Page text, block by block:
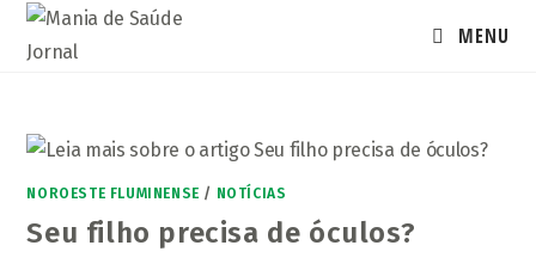
para
MENU
NOROESTE FLUMINENSE / NOTÍCIAS
Seu filho precisa de óculos?